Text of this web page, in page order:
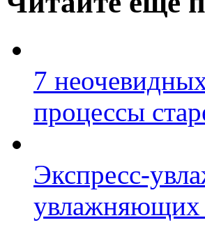
7
процессы
Экспресс-
увлажняющих